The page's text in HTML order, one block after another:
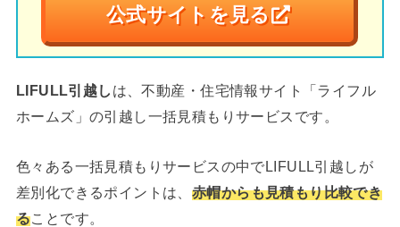
公式サイトを見る
LIFULL引越し は、不動産・住宅情報サイト「ライフル
ホームズ」の引越し一括見積もりサービスです。
色々ある一括見積もりサービスの中でLIFULL引越しが
差別化できるポイントは、 赤帽からも見積もり比較でき
ることです。